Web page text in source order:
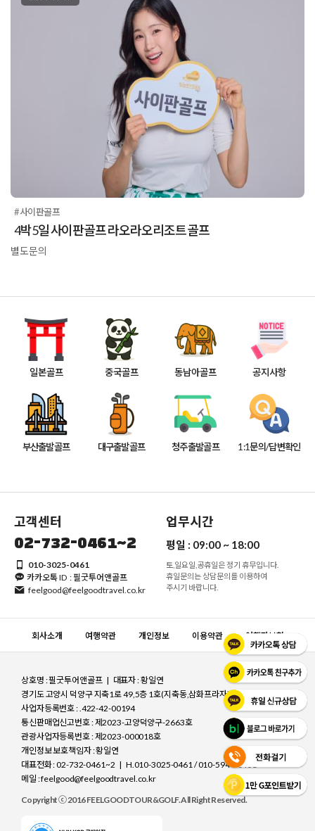
#사이판골프
4박5일 사이판골프 라오라오리조트 골프
별도문의
일본골프 중국골프 동남아골프 공지사항
부산출발골프 대구출발골프 청주출발골프 1:1문의/답변확인
고객센터
02-732-0461~2
010-3025-0461
카카오톡 ID : 필굿투어앤골프
feelgood@feelgoodtravel.co.kr
업무시간
평일 : 09:00 ~ 18:00
토,일요일,공휴일은 정기 휴무입니다.
휴일문의는 상담문의를 이용하여
주시기 바랍니다.
회사소개 여행약관 개인정보 이용약관 여행자보험
상호명 : 필굿투어앤골프 | 대표자 : 황일연
경기도 고양시 덕양구 지축1로 49,5층 1호(지축동,삼화프라자)
사업자등록번호 : .422-42-00194
통신판매업신고번호 : 제2023-고양덕양구-2663호
관광사업자등록번호 : 제2023-000018호
개인정보 보호책임자 : 황일연
대표전화 : 02-732-0461~2 | H.010-3025-0461 / 010-5944-0461
메일 : feelgood@feelgoodtravel.co.kr
Copyright ⓒ 2016 FEELGOODTOUR&GOLF. All Right Reserved.